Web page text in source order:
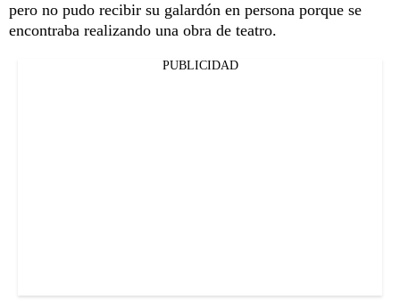
pero no pudo recibir su galardón en persona porque se
encontraba realizando una obra de teatro.
PUBLICIDAD